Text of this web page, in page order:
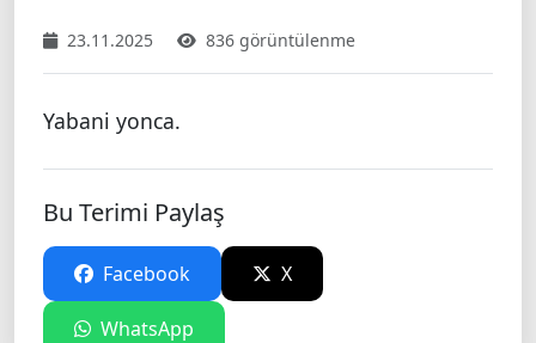
23.11.2025 836 görüntülenme
Yabani yonca.
Bu Terimi Paylaş
Facebook X
WhatsApp